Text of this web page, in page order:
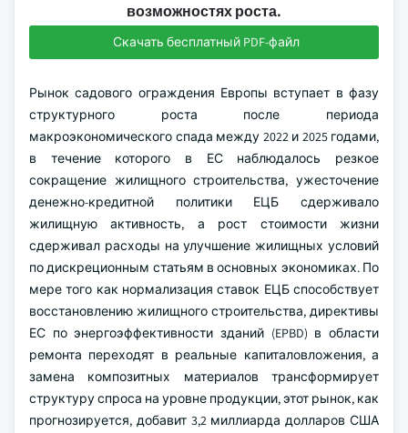
возможностях роста.
Скачать бесплатный PDF-файл
Рынок садового ограждения Европы вступает в фазу
структурного роста после периода
макроэкономического спада между 2022 и 2025 годами,
в течение которого в ЕС наблюдалось резкое
сокращение жилищного строительства, ужесточение
денежно-кредитной политики ЕЦБ сдерживало
жилищную активность, а рост стоимости жизни
сдерживал расходы на улучшение жилищных условий
по дискреционным статьям в основных экономиках. По
мере того как нормализация ставок ЕЦБ способствует
восстановлению жилищного строительства, директивы
ЕС по энергоэффективности зданий (EPBD) в области
ремонта переходят в реальные капиталовложения, а
замена композитных материалов трансформирует
структуру спроса на уровне продукции, этот рынок, как
прогнозируется, добавит 3,2 миллиарда долларов США